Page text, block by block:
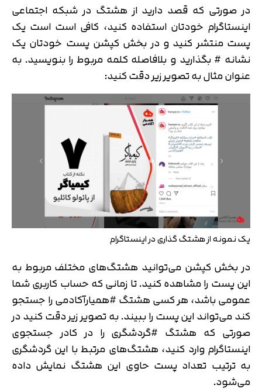
در صورتی که قصد دارید از هشتگ در شبکه اجتماعی
اینستاگرام خودتان استفاده کنید، کافی است است یک
پست منتشر کنید و در بخش کپشن پست خودتان یک
نشانه # بگذارید و بلافاصله کلمه مربوط را بنویسید. به
عنوان مثال به تصویر زیر دقت کنید:
یک نمونه از هشتگ گذاری در اینستاگرام
در بخش کپشن می‌توانید هشتگ‌های مختلف مربوط به
این پست را مشاهده کنید. تا زمانی که حساب کاربری شما
عمومی باشد، هر کسی هشتگ #همیارآکادمی را جستجو
کند می‌تواند این پست را ببیند. به تصویر زیر دقت کنید در
صورتی که هشتگ #گردشگری را در کادر جستجوی
اینستاگرام وارد کنید، هشتگ‌های مرتبط با این گردشگری
به ترتیب تعداد پست حاوی این هشتگ نمایش داده
می‌شود.